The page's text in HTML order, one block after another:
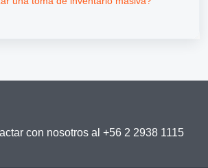
con nosotros al +56 2 2938 1115